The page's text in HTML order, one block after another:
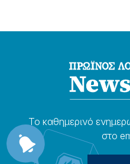
Το καθημερɩνό
στο